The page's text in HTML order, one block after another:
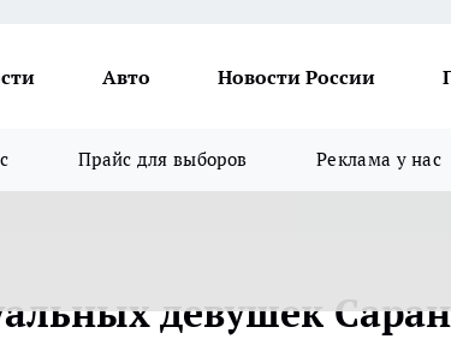
Авто Новости России
Прайс для выборов Реклама у нас
девушек